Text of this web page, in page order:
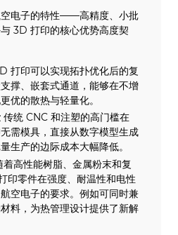
空电子的特性——高精度、小批
3D 打印的核心优势高度契
打印可以实现拓扑优化后的复
撑、嵌套式通道，能够在不增
优的散热与轻量化。
传统 CNC 和注塑的高门槛在
需模具，直接从数字模型生成
生产的边际成本大幅降低。
高性能树脂、金属粉末和复
印零件在强度、耐温性和电性
空电子的要求。例如可同时兼
料，为热管理设计提供了新解